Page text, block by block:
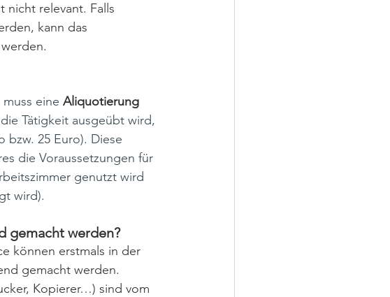
nicht relevant. Falls
kann das
eine Aliquotierung
Tätigkeit ausgeübt wird,
bzw. 25 Euro). Diese
die Voraussetzungen für
genutzt wird
wird).
gemacht werden?
können erstmals in der
gemacht werden.
Kopierer…) sind vom